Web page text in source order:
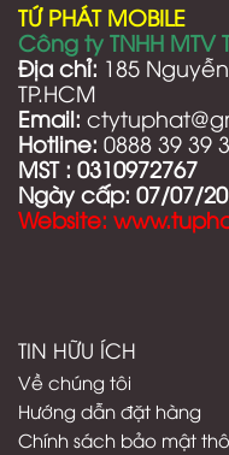
TỨ PHÁT MOBILE
Công ty TNHH MTV
Địa chỉ: 185
TP.HCM
Email:
Hotline: 0888 39 39
MST : 0310972767
Ngày cấp: 07/07/
Website:
TIN HỮU ÍCH
Về chúng tôi
Hướng dẫn đặt hàng
Chính sách bảo mật